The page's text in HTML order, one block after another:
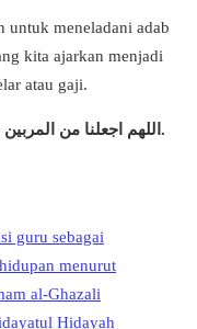
untuk meneladani adab
kita ajarkan menjadi
atau gaji.
اللهم اجعلنا من المربين بالهدى، ولا تجعلنا من المزخرفين بالهوى.